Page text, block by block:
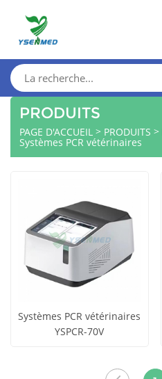
PRODUITS
PAGE D'ACCUEIL > PRODUITS >
Systèmes PCR vétérinaires
prix
Systèmes PCR vétérinaires
YSPCR-70V